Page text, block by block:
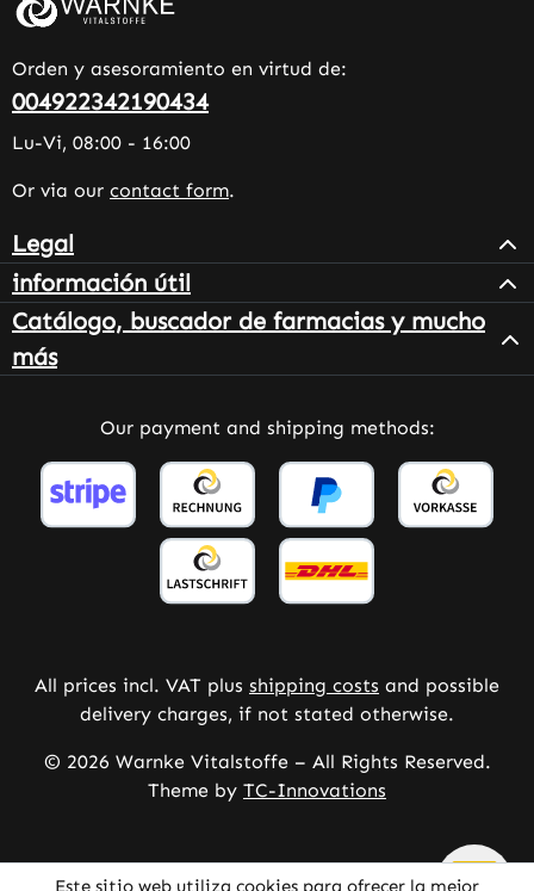
Orden y asesoramiento en virtud de:
004922342190434
Lu-Vi, 08:00 - 16:00
Or via our contact form.
Legal
información útil
Catálogo, buscador de farmacias y mucho
más
Our payment and shipping methods:
All prices incl. VAT plus shipping costs and possible
delivery charges, if not stated otherwise.
© 2026 Warnke Vitalstoffe – All Rights Reserved.
Theme by TC-Innovations
Este sitio web utiliza cookies para ofrecer la mejor